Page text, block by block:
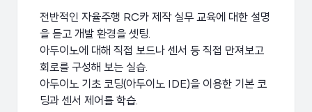
전반적인 자율주행 RC카 제작 실무 교육에 대한 설명
을 듣고 개발 환경을 셋팅.
아두이노에 대해 직접 보드나 센서 등 직접 만져보고
회로를 구성해 보는 실습.
아두이노 기초 코딩(아두이노 IDE)을 이용한 기본 코
딩과 센서 제어를 학습.